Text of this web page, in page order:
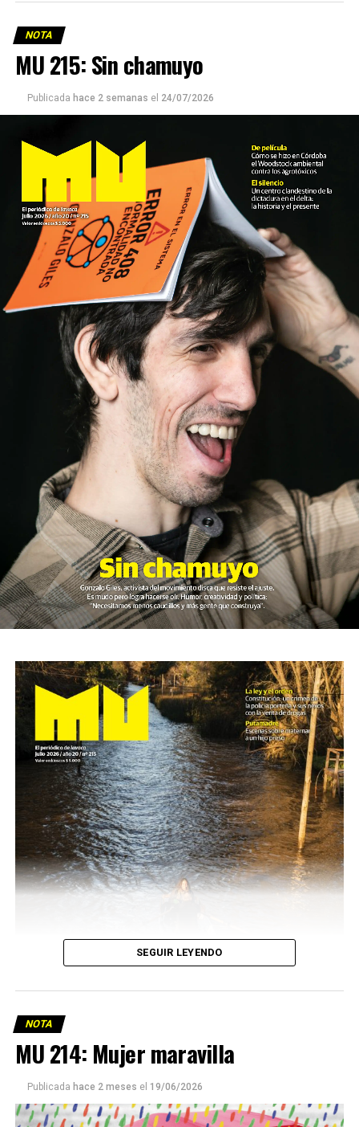
NOTA
MU 215: Sin chamuyo
Publicada hace 2 semanas el 24/07/2026
SEGUIR LEYENDO
NOTA
MU 214: Mujer maravilla
Publicada hace 2 meses el 19/06/2026